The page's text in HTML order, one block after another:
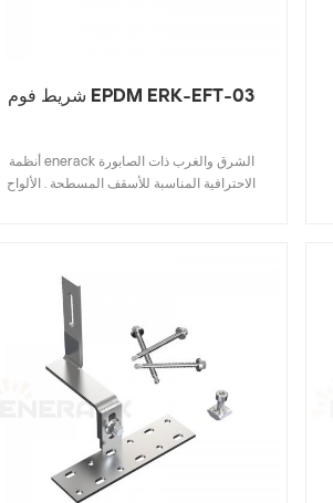
شريط فوم EPDM ERK-EFT-03
أنظمة enerack الشرق والغرب ذات الصابورة
الاحترافية المناسبة للأسقف المسطحة . الألواح
الألواح بالقضبان في مجموعة كاملة . من الألواح
المواجهة للشرق والغرب لها تأثير كبير على مقاومة
أحمال الرياح . تشكل مجموعة من مكونات الألمنيوم
عالية الجودة نظامًا قويًا , موثوقًا وتركيبًا سريعًا
وسهلاً .